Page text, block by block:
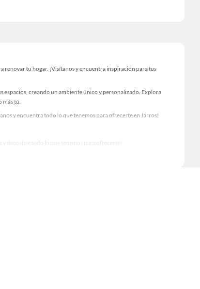
renovar tu hogar. ¡Visítanos y encuentra inspiración para tus
espacios, creando un ambiente único y personalizado. Explora
más tú.
y encuentra todo lo que tenemos para ofrecerte en Jarros!
descubre todo lo que tenemos para ofrecerte!
de renovación y decoración. ¡Visítanos y haz tus ideas